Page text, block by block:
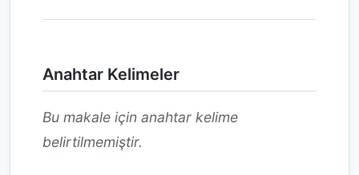
Anahtar Kelimeler
Bu makale için anahtar kelime
belirtilmemiştir.